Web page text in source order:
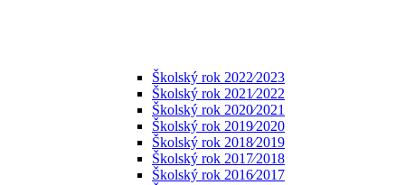
Školský rok 2022⁄2023
Školský rok 2021⁄2022
Školský rok 2020⁄2021
Školský rok 2019⁄2020
Školský rok 2018⁄2019
Školský rok 2017⁄2018
Školský rok 2016⁄2017